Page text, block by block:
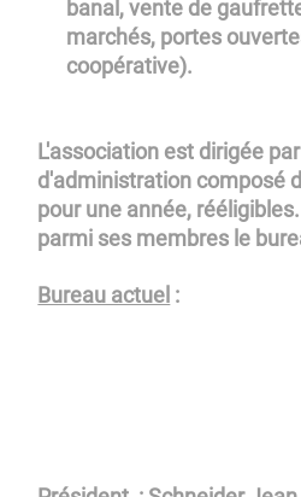
banal, vente de
marchés, portes
coopérative).
L'association est dirigée
d'administration composé
pour une année,
parmi ses membres le
Bureau actuel :